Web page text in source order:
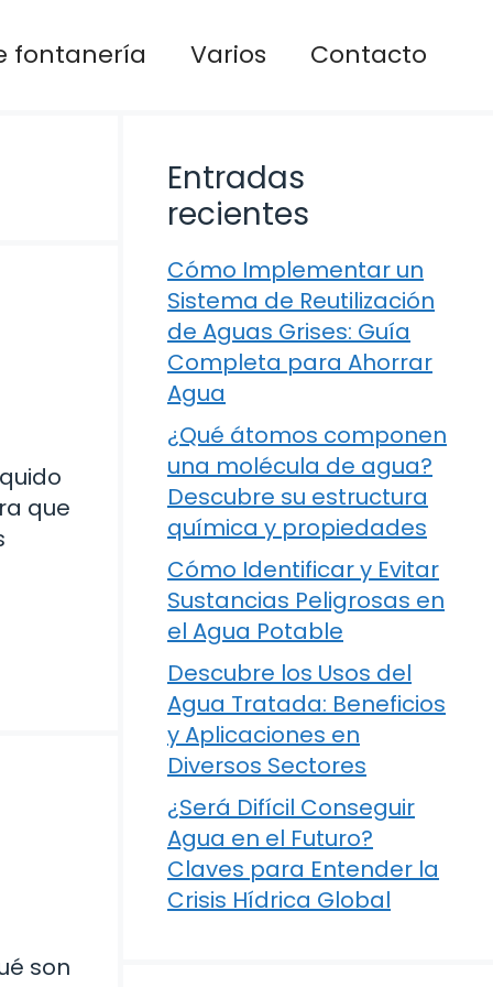
fontanería Varios Contacto
que
son
Entradas
recientes
Cómo Implementar un
Sistema de Reutilización
de Aguas Grises: Guía
Completa para Ahorrar
Agua
¿Qué átomos componen
una molécula de agua?
Descubre su estructura
química y propiedades
Cómo Identificar y Evitar
Sustancias Peligrosas en
el Agua Potable
Descubre los Usos del
Agua Tratada: Beneficios
y Aplicaciones en
Diversos Sectores
¿Será Difícil Conseguir
Agua en el Futuro?
Claves para Entender la
Crisis Hídrica Global